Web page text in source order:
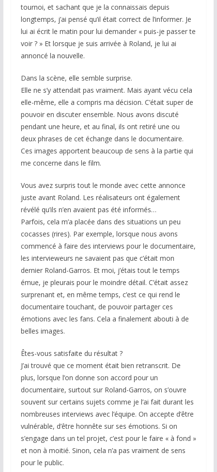
tournoi, et sachant que je la connaissais depuis
longtemps, j’ai pensé qu’il était correct de l’informer. Je
lui ai écrit le matin pour lui demander « puis-je passer te
voir ? » Et lorsque je suis arrivée à Roland, je lui ai
annoncé la nouvelle.
Dans la scène, elle semble surprise.
Elle ne s’y attendait pas vraiment. Mais ayant vécu cela
elle-même, elle a compris ma décision. C’était super de
pouvoir en discuter ensemble. Nous avons discuté
pendant une heure, et au final, ils ont retiré une ou
deux phrases de cet échange dans le documentaire.
Ces images apportent beaucoup de sens à la partie qui
me concerne dans le film.
Vous avez surpris tout le monde avec cette annonce
juste avant Roland. Les réalisateurs ont également
révélé qu’ils n’en avaient pas été informés…
Parfois, cela m’a placée dans des situations un peu
cocasses (rires). Par exemple, lorsque nous avons
commencé à faire des interviews pour le documentaire,
les intervieweurs ne savaient pas que c’était mon
dernier Roland-Garros. Et moi, j’étais tout le temps
émue, je pleurais pour le moindre détail. C’était assez
surprenant et, en même temps, c’est ce qui rend le
documentaire touchant, de pouvoir partager ces
émotions avec les fans. Cela a finalement abouti à de
belles images.
Êtes-vous satisfaite du résultat ?
J’ai trouvé que ce moment était bien retranscrit. De
plus, lorsque l’on donne son accord pour un
documentaire, surtout sur Roland-Garros, on s’ouvre
souvent sur certains sujets comme je l’ai fait durant les
nombreuses interviews avec l’équipe. On accepte d’être
vulnérable, d’être honnête sur ses émotions. Si on
s’engage dans un tel projet, c’est pour le faire « à fond »
et non à moitié. Sinon, cela n’a pas vraiment de sens
pour le public.